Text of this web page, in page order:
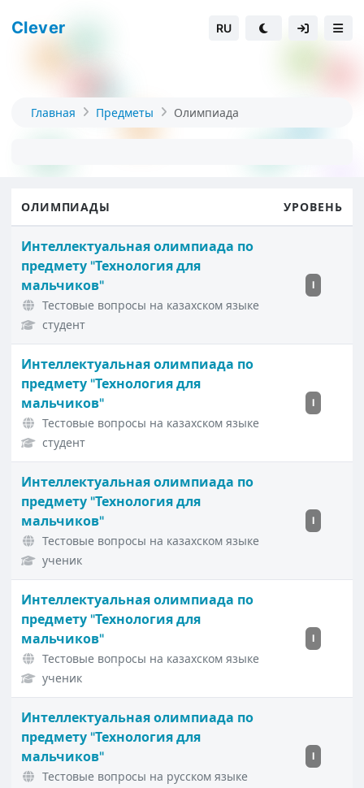
Clever RU
Главная Предметы Олимпиада
ОЛИМПИАДЫ УРОВЕНЬ
Интеллектуальная олимпиада по
предмету "Технология для
мальчиков"
Тестовые вопросы на казахском языке
студент
I
Интеллектуальная олимпиада по
предмету "Технология для
мальчиков"
Тестовые вопросы на казахском языке
студент
I
Интеллектуальная олимпиада по
предмету "Технология для
мальчиков"
Тестовые вопросы на казахском языке
ученик
I
Интеллектуальная олимпиада по
предмету "Технология для
мальчиков"
Тестовые вопросы на казахском языке
ученик
I
Интеллектуальная олимпиада по
предмету "Технология для
мальчиков"
Тестовые вопросы на русском языке
I